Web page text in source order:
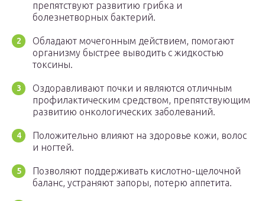
препятствуют развитию грибка и
болезнетворных бактерий.
Обладают мочегонным действием, помогают
организму быстрее выводить с жидкостью
токсины.
Оздоравливают почки и являются отличным
профилактическим средством, препятствующим
развитию онкологических заболеваний.
Положительно влияют на здоровье кожи, волос
и ногтей.
Позволяют поддерживать кислотно-щелочной
баланс, устраняют запоры, потерю аппетита.